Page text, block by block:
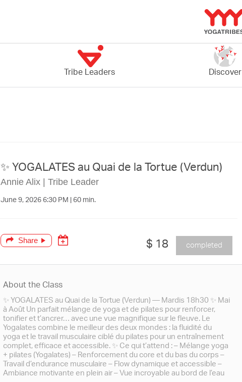
✨ YOGALATES au Quai de la Tortue (Verdun)
Annie Alix Tribe Leader
June 9, 2026 6:30 PM | 60 min.
Share $ 18 completed
About the Class
✨ YOGALATES au Quai de la Tortue (Verdun) — Mardis 18h30 ✨ Mai
à Août Un parfait mélange de yoga et de pilates pour renforcer,
tonifier et t’ancrer… avec une vue magnifique sur le fleuve. Le
Yogalates combine le meilleur des deux mondes : la fluidité du
yoga et le travail musculaire ciblé du pilates pour un entraînement
complet, efficace et accessible. ✨ Ce qui t’attend : – Mélange yoga
+ pilates (Yogalates) – Renforcement du core et du bas du corps –
Travail d’endurance musculaire – Flow dynamique et accessible –
Ambiance motivante en plein air – Vue incroyable au bord de l’eau
Tribe Leaders Discover